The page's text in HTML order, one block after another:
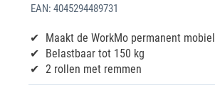
EAN: 4045294489731
Maakt de WorkMo permanent mobiel
Belastbaar tot 150 kg
2 rollen met remmen